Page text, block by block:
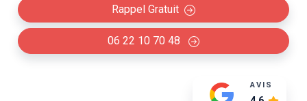
Rappel Gratuit
06 22 10 70 48
AVIS